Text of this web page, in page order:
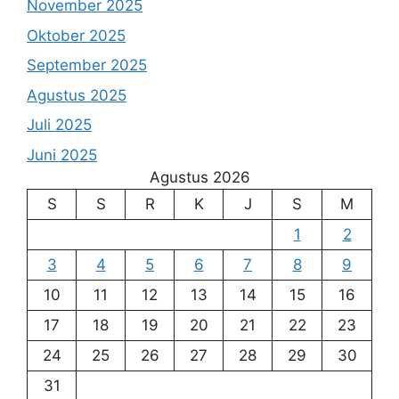
November 2025
Oktober 2025
September 2025
Agustus 2025
Juli 2025
Juni 2025
Agustus 2026
S
S R K J S
M
1
2
3
4 5 6 7 8
9
10
11 12 13 14 15
16
17
18 19 20 21 22
23
24
25 26 27 28 29
30
31